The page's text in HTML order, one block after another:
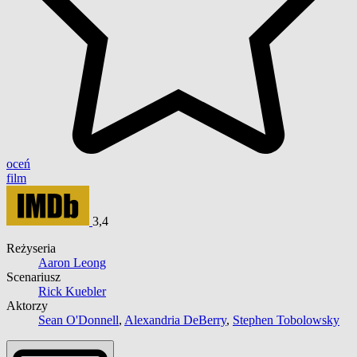
oceń
film
3,4
Reżyseria
Aaron Leong
Scenariusz
Rick Kuebler
Aktorzy
Sean O'Donnell, Alexandria DeBerry, Stephen Tobolowsky